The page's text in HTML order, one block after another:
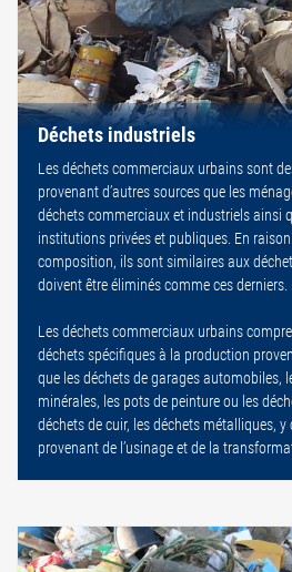
Déchets industriels
Les déchets commerciaux urbains sont
provenant d’autres sources que les
déchets commerciaux et industriels ainsi
institutions privées et publiques. En
composition, ils sont similaires aux
doivent être éliminés comme ces derniers.
Les déchets commerciaux urbains
déchets spécifiques à la production
que les déchets de garages automobiles,
minérales, les pots de peinture ou les
déchets de cuir, les déchets métalliques,
provenant de l’usinage et de la